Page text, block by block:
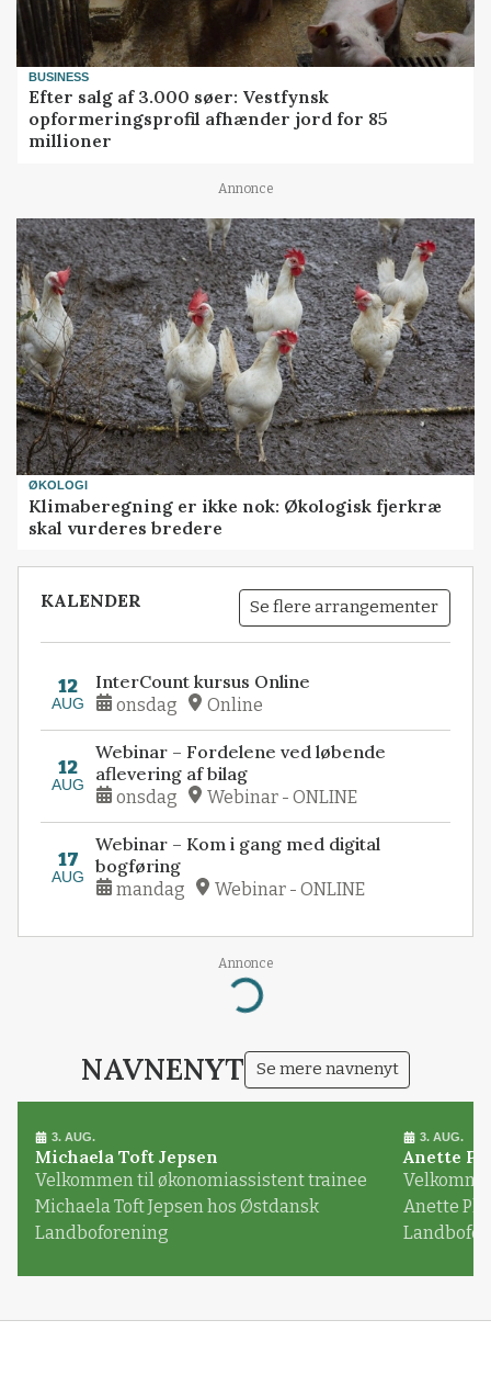
BUSINESS
Efter salg af 3.000 søer: Vestfynsk
opformeringsprofil afhænder jord for 85
millioner
Annonce
ØKOLOGI
Klimaberegning er ikke nok: Økologisk fjerkræ
skal vurderes bredere
KALENDER Se flere arrangementer
12
AUG
InterCount kursus Online
onsdag Online
12
AUG
Webinar – Fordelene ved løbende
aflevering af bilag
onsdag Webinar - ONLINE
17
AUG
Webinar – Kom i gang med digital
bogføring
mandag Webinar - ONLINE
Annonce
Loading...
NAVNENYT Se mere navnenyt
3. AUG.
Michaela Toft Jepsen
Velkommen til økonomiassistent trainee
Michaela Toft Jepsen hos Østdansk
Landboforening
3. AUG.
Anette
Anette